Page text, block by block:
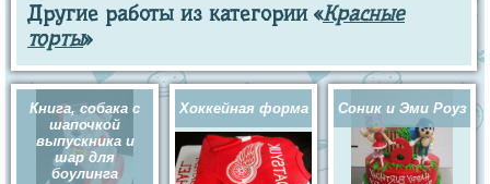
Другие работы из категории «Красные
торты»
Книга, собака с
шапочкой
выпускника и
шар для
боулинга
Хоккейная форма Соник и Эми Роуз